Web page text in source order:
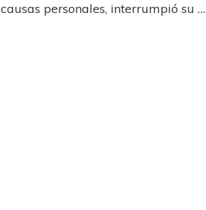
causas personales, interrumpió su …